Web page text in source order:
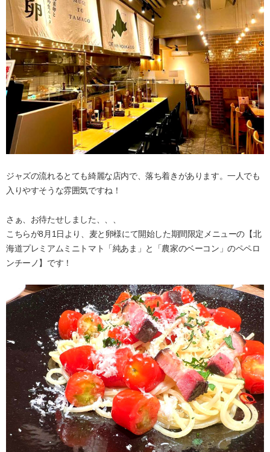
ジャズの流れるとても綺麗な店内で、落ち着きがあります。一人でも
入りやすそうな雰囲気ですね！
さぁ、お待たせしました、、、
こちらが8月1日より、麦と卵様にて開始した期間限定メニューの【北
海道プレミアムミニトマト「純あま」と「農家のベーコン」のペペロ
ンチーノ】です！